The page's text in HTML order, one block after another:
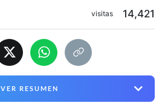
visitas 14,421
VER RESUMEN